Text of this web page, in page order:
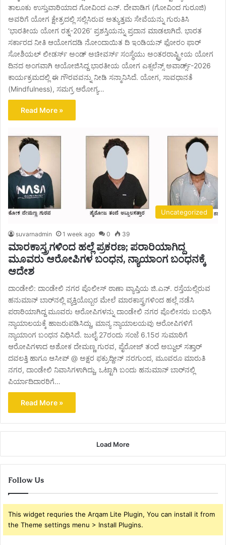
ತಾಲೂಕು ಉಸ್ತುವಾರಿಯಾದ ಗೋವಿಂದ ಎನ್. ದೇವಾಡಿಗ (ಗೋವಿಂದ ಗುರೂಜಿ)
ಅವರಿಗೆ ಯೋಗ ಕ್ಷೇತ್ರದಲ್ಲಿ ಸಲ್ಲಿಸಿರುವ ಅತ್ಯುತ್ತಮ ಸೇವೆಯನ್ನು ಗುರುತಿಸಿ
‘ಭಾರತೀಯ ಯೋಗ ರತ್ನ-2026’ ಪ್ರಶಸ್ತಿಯನ್ನು ಪ್ರದಾನ ಮಾಡಲಾಗಿದೆ. ಭಾರತ
ಸರ್ಕಾರದ ನೀತಿ ಆಯೋಗದಡಿ ನೋಂದಾಯಿತ ದಿ ಇಂಡಿಯನ್ ಫೋರಂ ಫಾರ್
ಸೋಶಿಯಲ್ ಲೀಡರ್ಸ್ ಅಂಡ್ ಅಚೀವರ್ಸ್ ಸಂಸ್ಥೆಯು ಅಂತರರಾಷ್ಟ್ರೀಯ ಯೋಗ
ದಿನದ ಅಂಗವಾಗಿ ಆಯೋಜಿಸಿದ್ದ ಭಾರತೀಯ ಯೋಗ ಎಕ್ಸಲೆನ್ಸ್ ಅವಾರ್ಡ್ಸ್-2026
ಕಾರ್ಯಕ್ರಮದಲ್ಲಿ ಈ ಗೌರವವನ್ನು ನೀಡಿ ಸನ್ಮಾನಿಸಿದೆ. ಯೋಗ, ಸಾವಧಾನತೆ
(Mindfulness), ಸಮಗ್ರ ಆರೋಗ್ಯ…
Read More »
Uncategorized
suvarnadmin 1 week ago 0 39
ಮಾರಕಾಸ್ತ್ರಗಳಿಂದ ಹಲ್ಲೆ ಪ್ರಕರಣ; ಪರಾರಿಯಾಗಿದ್ದ
ಮೂವರು ಆರೋಪಿಗಳ ಬಂಧನ, ನ್ಯಾಯಾಂಗ ಬಂಧನಕ್ಕೆ
ಆದೇಶ
ದಾಂಡೇಲಿ: ದಾಂಡೇಲಿ ನಗರ ಪೊಲೀಸ್ ಠಾಣಾ ವ್ಯಾಪ್ತಿಯ ಜಿ.ಎನ್. ರಸ್ತೆಯಲ್ಲಿರುವ
ಹನುಮಾನ್ ಬಾರ್‌ನಲ್ಲಿ ವ್ಯಕ್ತಿಯೊಬ್ಬರ ಮೇಲೆ ಮಾರಕಾಸ್ತ್ರಗಳಿಂದ ಹಲ್ಲೆ ನಡೆಸಿ
ಪರಾರಿಯಾಗಿದ್ದ ಮೂವರು ಆರೋಪಿಗಳನ್ನು ದಾಂಡೇಲಿ ನಗರ ಪೊಲೀಸರು ಬಂಧಿಸಿ
ನ್ಯಾಯಾಲಯಕ್ಕೆ ಹಾಜರುಪಡಿಸಿದ್ದು, ಮಾನ್ಯ ನ್ಯಾಯಾಲಯವು ಆರೋಪಿಗಳಿಗೆ
ನ್ಯಾಯಾಂಗ ಬಂಧನ ವಿಧಿಸಿದೆ. ಜುಲೈ 27ರಂದು ಸಂಜೆ 6.15ರ ಸುಮಾರಿಗೆ
ಆರೋಪಿಗಳಾದ ಅಶೋಕ ದೇಮಣ್ಣ ಗುರವ, ಪೈರೋಜ್ ತಂದೆ ಅಬ್ದುಲ್ ಸತ್ತಾರ್
ದವಲತ್ತಿ ಹಾಗೂ ಆಸೀಪ್ @ ಅಕ್ಷರ ಫಕ್ರುದ್ದೀನ್ ನರಗುಂದ, ಮೂವರೂ ಮಾರುತಿ
ನಗರ, ದಾಂಡೇಲಿ ನಿವಾಸಿಗಳಾಗಿದ್ದು, ಒಟ್ಟಾಗಿ ಬಂದು ಹನುಮಾನ್ ಬಾರ್‌ನಲ್ಲಿ
ಪಿರ್ಯಾದಿದಾರರಿಗೆ…
Read More »
Load More
Follow Us
This widget requries the Arqam Lite Plugin, You can install it from
the Theme settings menu > Install Plugins.